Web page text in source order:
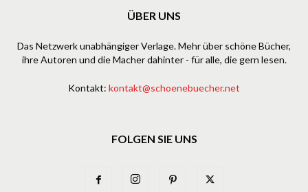
ÜBER UNS
Das Netzwerk unabhängiger Verlage. Mehr über schöne Bücher,
ihre Autoren und die Macher dahinter - für alle, die gern lesen.
Kontakt: kontakt@schoenebuecher.net
FOLGEN SIE UNS